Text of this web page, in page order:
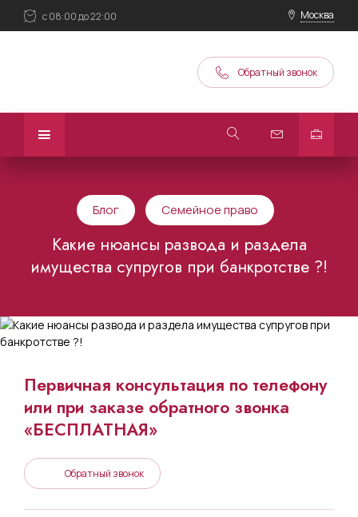
с 08:00 до 22:00 Москва
Обратный звонок
Блог Семейное право
Какие нюансы развода и раздела
имущества супругов при банкротстве ?!
Первичная консультация по телефону
или при заказе обратного звонка
«БЕСПЛАТНАЯ»
Обратный звонок